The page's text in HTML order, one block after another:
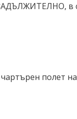
в
полет